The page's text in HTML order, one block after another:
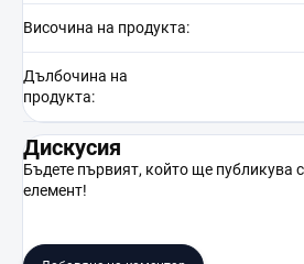
Височина на продукта:
Дълбочина на
продукта:
Дискусия
Бъдете първият, който ще публикува
елемент!